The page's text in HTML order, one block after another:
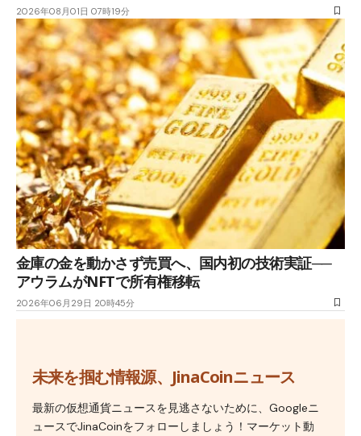
2026年08月01日 07時19分
金庫の金を動かさず売買へ、国内初の技術実証──
アウラムがNFTで所有権移転
2026年06月29日 20時45分
未来を掴む情報源、JinaCoinニュース
最新の仮想通貨ニュースを見逃さないために、Googleニ
ュースでJinaCoinをフォローしましょう！マーケット動